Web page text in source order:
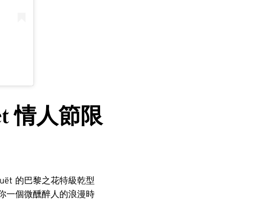
情人節限
的巴黎之花特級乾型
一個微醺醉人的浪漫時